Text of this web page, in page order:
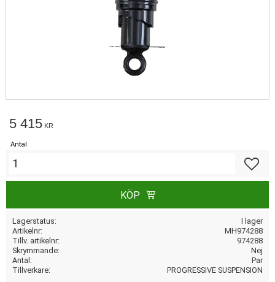
5 415 KR
Antal
KÖP
Lagerstatus
I lager
Artikelnr
MH974288
Tillv. artikelnr
974288
Skrymmande
Nej
Antal
Par
Tillverkare
PROGRESSIVE SUSPENSION